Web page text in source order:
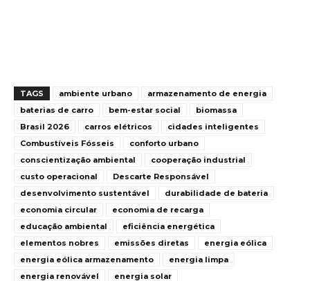
TAGS ambiente urbano
armazenamento de energia
baterias de carro
bem-estar social
biomassa
Brasil 2026
carros elétricos
cidades inteligentes
Combustíveis Fósseis
conforto urbano
conscientização ambiental
cooperação industrial
custo operacional
Descarte Responsável
desenvolvimento sustentável
durabilidade de bateria
economia circular
economia de recarga
educação ambiental
eficiência energética
elementos nobres
emissões diretas
energia eólica
energia eólica armazenamento
energia limpa
energia renovável
energia solar